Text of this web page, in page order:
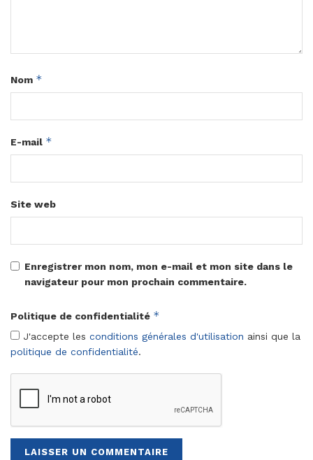
Nom *
E-mail *
Site web
Enregistrer mon nom, mon e-mail et mon site dans le
navigateur pour mon prochain commentaire.
Politique de confidentialité *
J'accepte les conditions générales d'utilisation ainsi que la
politique de confidentialité.